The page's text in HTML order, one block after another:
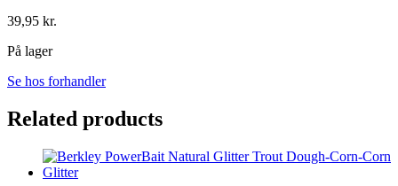
39,95 kr.
På lager
Se hos forhandler
Related products